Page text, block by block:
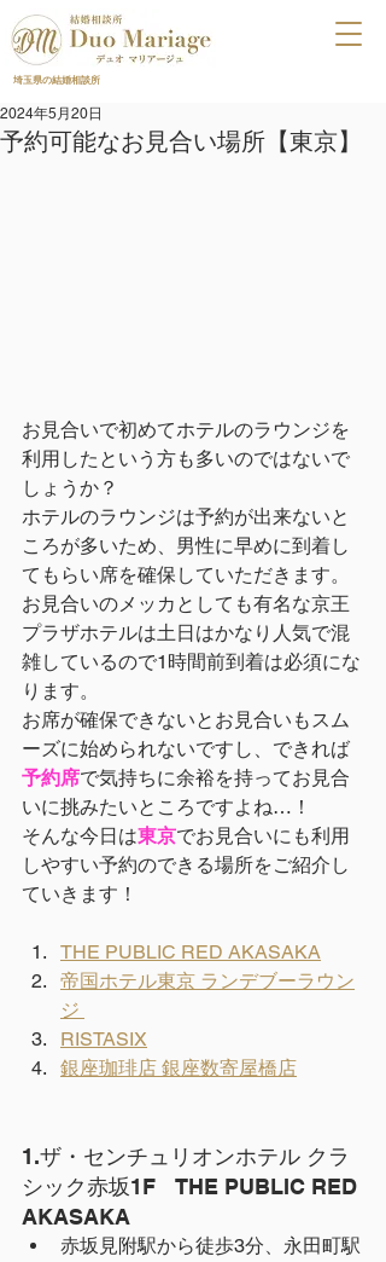
埼玉県の結婚相談所
予約可能なお見合い場所【東京】
2024年5月20日
お見合いで初めてホテルのラウンジを
利用したという方も多いのではないで
しょうか？
ホテルのラウンジは予約が出来ないと
ころが多いため、男性に早めに到着し
てもらい席を確保していただきます。
お見合いのメッカとしても有名な京王
プラザホテルは土日はかなり人気で混
雑しているので1時間前到着は必須にな
ります。
お席が確保できないとお見合いもスム
ーズに始められないですし、できれば
予約席で気持ちに余裕を持ってお見合
いに挑みたいところですよね…！
そんな今日は東京でお見合いにも利用
しやすい予約のできる場所をご紹介し
ていきます！
THE PUBLIC RED AKASAKA
帝国ホテル東京 ランデブーラウン
ジ
RISTASIX
銀座珈琲店 銀座数寄屋橋店
1.ザ・センチュリオンホテル クラ
シック赤坂1F　THE PUBLIC RED
AKASAKA
赤坂見附駅から徒歩3分、永田町駅